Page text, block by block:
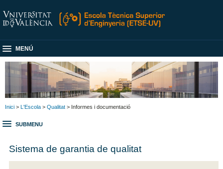
MENÚ
Inici > L'Escola > Qualitat > Informes i documentació
SUBMENU
Sistema de garantia de qualitat